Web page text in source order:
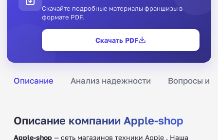
Описание Анализ надежности Вопросы и
Описание компании Apple-shop
Apple-shop — сеть магазинов техники Apple . Наша
Скачайте подробные материалы франшизы в
формате PDF.
Скачать PDF